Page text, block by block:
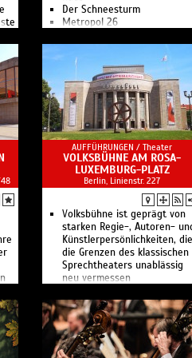
Der Schnee­sturm
Metropol 26
Führungen
Führung Spezial Kostüm
Kammerkonzert 8: Aufbruch!
Kinderkonzert 1: Instru­men­
ten­atlas
Or­pheus in der Un­ter­welt
Führung Spezial Maske
Spielzeit­fest
Wunder­kammer
Kammerkonzert 2: Hommage
Jewgeni Onegin
Ab Sommer 2023 zieht das
umfangreicher Bauarbeiten in
das Schillertheater. Die
Komische Oper Berlin steht
für zeitgemäßes, lebendiges
Musiktheater.
-
AUFFÜHRUNGEN / Theater
VOLKSBÜHNE AM ROSA-
LUXEMBURG-PLATZ
Berlin, Linienstr. 227
Volksbühne ist geprägt von
starken Regie-, Autoren-
Künstlerpersönlichkeiten, die
die Grenzen des klassischen
Sprechtheaters unablässig
neu vermessen